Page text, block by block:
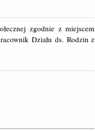
zgodnie z miejscem
Działu ds. Rodzin z